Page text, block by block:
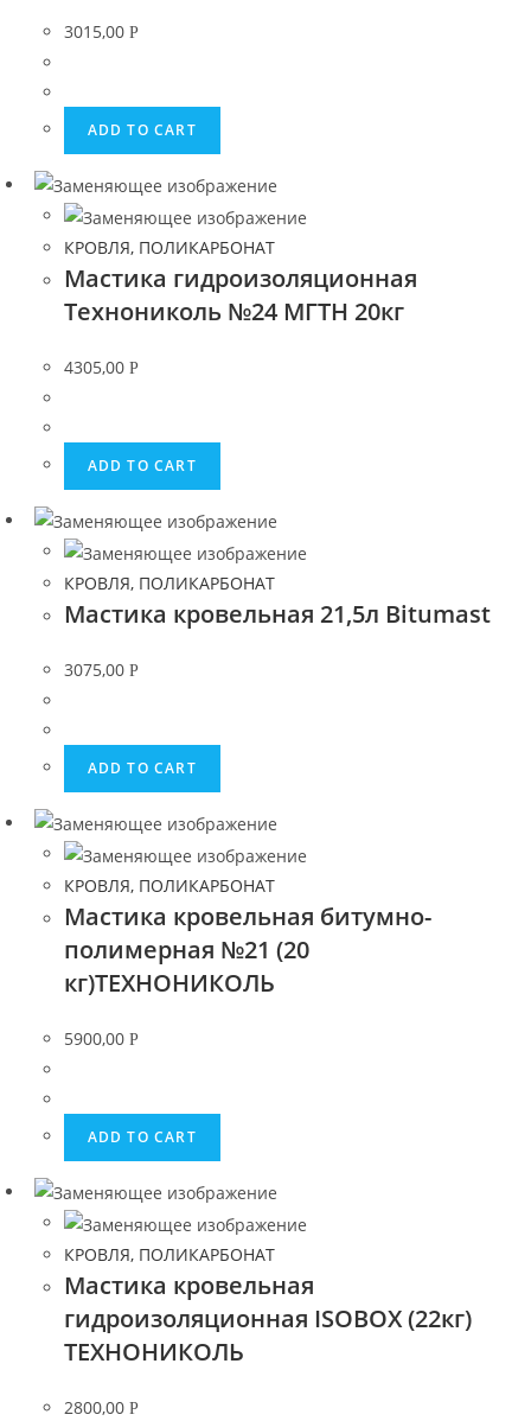
3015,00 Р
ADD TO CART
КРОВЛЯ, ПОЛИКАРБОНАТ
Мастика гидроизоляционная
Технониколь №24 МГТН 20кг
4305,00 Р
ADD TO CART
КРОВЛЯ, ПОЛИКАРБОНАТ
Мастика кровельная 21,5л Bitumast
3075,00 Р
ADD TO CART
КРОВЛЯ, ПОЛИКАРБОНАТ
Мастика кровельная битумно-
полимерная №21 (20
кг)ТЕХНОНИКОЛЬ
5900,00 Р
ADD TO CART
КРОВЛЯ, ПОЛИКАРБОНАТ
Мастика кровельная
гидроизоляционная ISOBOX (22кг)
ТЕХНОНИКОЛЬ
2800,00 Р